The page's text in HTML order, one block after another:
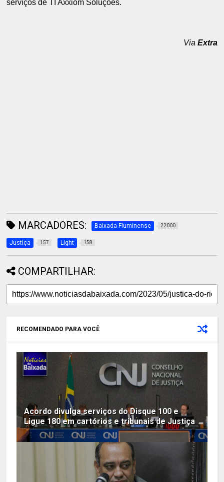
serviços de TI Axxiom Soluções.
Via Extra
MARCADORES: Baixada Fluminense 22000
Justiça 157 Light 158
COMPARTILHAR:
RECOMENDADO PARA VOCÊ
Acordo divulga serviços do Disque 100 e
Ligue 180 em cartórios e tribunais de Justiça